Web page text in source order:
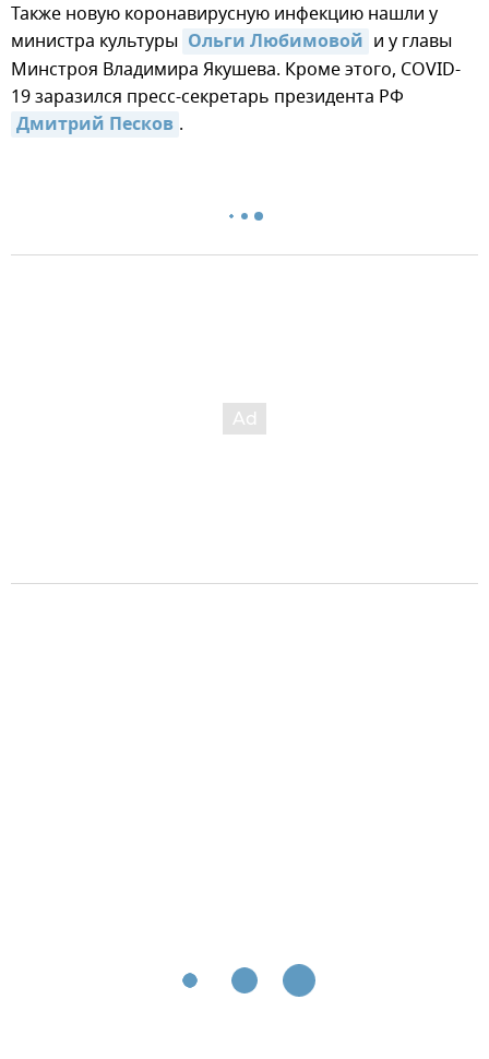
Также новую коронавирусную инфекцию нашли у
министра культуры Ольги Любимовой и у главы
Минстроя Владимира Якушева. Кроме этого, COVID-
19 заразился пресс-секретарь президента РФ
Дмитрий Песков .